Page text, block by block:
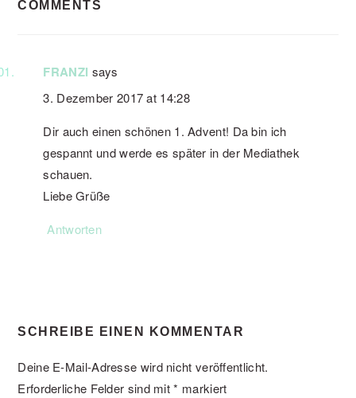
INTERACTIONS
COMMENTS
FRANZI says
3. Dezember 2017 at 14:28
Dir auch einen schönen 1. Advent! Da bin ich
gespannt und werde es später in der Mediathek
schauen.
Liebe Grüße
Antworten
SCHREIBE EINEN KOMMENTAR
Deine E-Mail-Adresse wird nicht veröffentlicht.
Erforderliche Felder sind mit* markiert